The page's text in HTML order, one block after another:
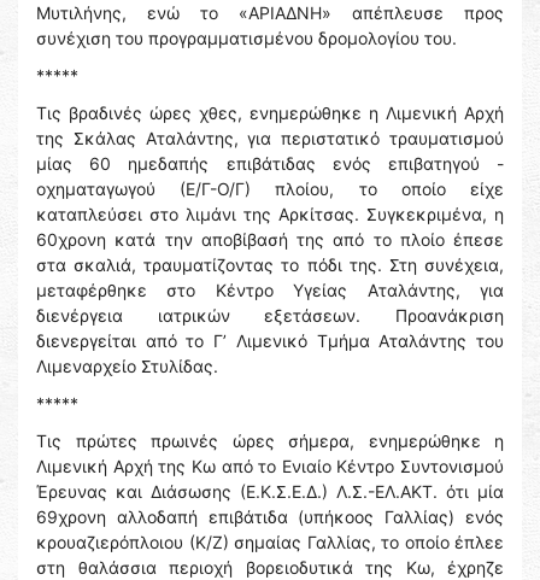
Μυτιλήνης, ενώ το «ΑΡΙΑΔΝΗ» απέπλευσε προς
συνέχιση του προγραμματισμένου δρομολογίου του.
*****
Τις βραδινές ώρες χθες, ενημερώθηκε η Λιμενική Αρχή
της Σκάλας Αταλάντης, για περιστατικό τραυματισμού
μίας 60 ημεδαπής επιβάτιδας ενός επιβατηγού -
οχηματαγωγού (Ε/Γ-Ο/Γ) πλοίου, το οποίο είχε
καταπλεύσει στο λιμάνι της Αρκίτσας. Συγκεκριμένα, η
60χρονη κατά την αποβίβασή της από το πλοίο έπεσε
στα σκαλιά, τραυματίζοντας το πόδι της. Στη συνέχεια,
μεταφέρθηκε στο Κέντρο Υγείας Αταλάντης, για
διενέργεια ιατρικών εξετάσεων. Προανάκριση
διενεργείται από το Γ’ Λιμενικό Τμήμα Αταλάντης του
Λιμεναρχείο Στυλίδας.
*****
Τις πρώτες πρωινές ώρες σήμερα, ενημερώθηκε η
Λιμενική Αρχή της Κω από το Ενιαίο Κέντρο Συντονισμού
Έρευνας και Διάσωσης (Ε.Κ.Σ.Ε.Δ.) Λ.Σ.-ΕΛ.ΑΚΤ. ότι μία
69χρονη αλλοδαπή επιβάτιδα (υπήκοος Γαλλίας) ενός
κρουαζιερόπλοιου (Κ/Ζ) σημαίας Γαλλίας, το οποίο έπλεε
στη θαλάσσια περιοχή βορειοδυτικά της Κω, έχρηζε